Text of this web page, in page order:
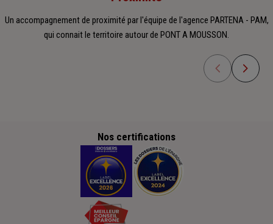
Un accompagnement de proximité par l'équipe de l'agence PARTENA - PAM,
qui connait le territoire autour de PONT A MOUSSON.
Nos certifications